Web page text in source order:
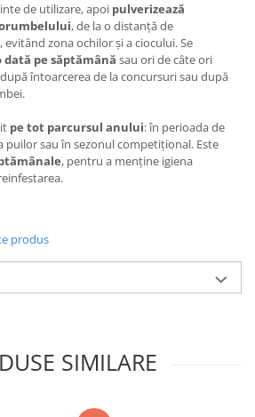
de utilizare, apoi pulverizează
, de la o distanță de
zona ochilor și a ciocului. Se
dată pe săptămână sau ori de câte ori
întoarcerea de la concursuri sau după
pe tot parcursul anului: în perioada de
puilor sau în sezonul competițional. Este
, pentru a menține igiena
produs
SIMILARE